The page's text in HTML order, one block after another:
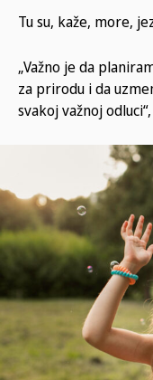
Tu su, kaže, more,
„Važno je da
za prirodu i da
svakoj važnoj